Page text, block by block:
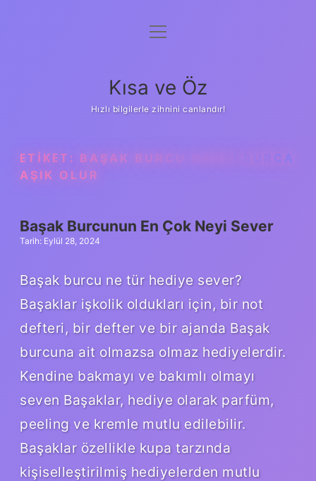
Anasayfa
Yasal Uyarı
menüyü
Kısa ve Öz
Hızlı bilgilerle zihnini canlandır!
ETIKET: BAŞAK BURCU HANGI BURCA
AŞIK OLUR
Başak Burcunun En Çok Neyi Sever
Tarih: Eylül 28, 2024
Başak burcu ne tür hediye sever?
Başaklar işkolik oldukları için, bir not
defteri, bir defter ve bir ajanda Başak
burcuna ait olmazsa olmaz hediyelerdir.
Kendine bakmayı ve bakımlı olmayı
seven Başaklar, hediye olarak parfüm,
peeling ve kremle mutlu edilebilir.
Başaklar özellikle kupa tarzında
kişiselleştirilmiş hediyelerden mutlu